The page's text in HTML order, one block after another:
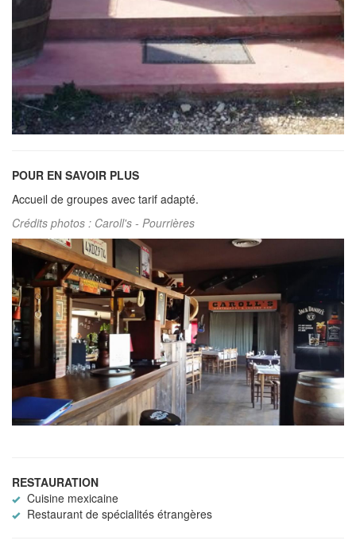
POUR EN SAVOIR PLUS
Accueil de groupes avec tarif adapté.
Crédits photos : Caroll's - Pourrières
RESTAURATION
Cuisine mexicaine
Restaurant de spécialités étrangères